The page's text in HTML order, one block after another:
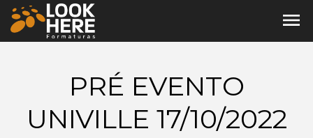
menu
PRÉ EVENTO
UNIVILLE 17/10/2022